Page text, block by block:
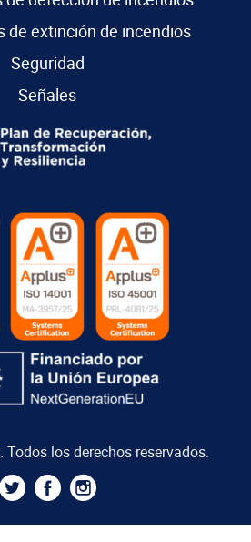
de extinción de incendios
Seguridad
Señales
los derechos reservados.